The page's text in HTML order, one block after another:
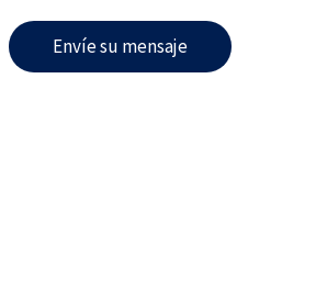
Envíe su mensaje